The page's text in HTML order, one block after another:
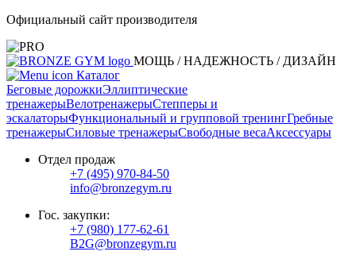
Официальный сайт производителя
МОЩЬ / НАДЕЖНОСТЬ / ДИЗАЙН
Каталог
Беговые дорожкиЭллиптические
тренажерыВелотренажерыСтепперы и
эскалаторыФункциональный и групповой тренингГребные
тренажерыСиловые тренажерыСвободные весаАксессуары
Отдел продаж
+7 (495) 970-84-50
info@bronzegym.ru
Гос. закупки:
+7 (980) 177-62-61
B2G@bronzegym.ru